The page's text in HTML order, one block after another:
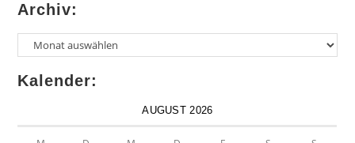
Archiv:
Kalender:
AUGUST 2026